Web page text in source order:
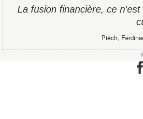
La fusion financière, ce
Piëch,